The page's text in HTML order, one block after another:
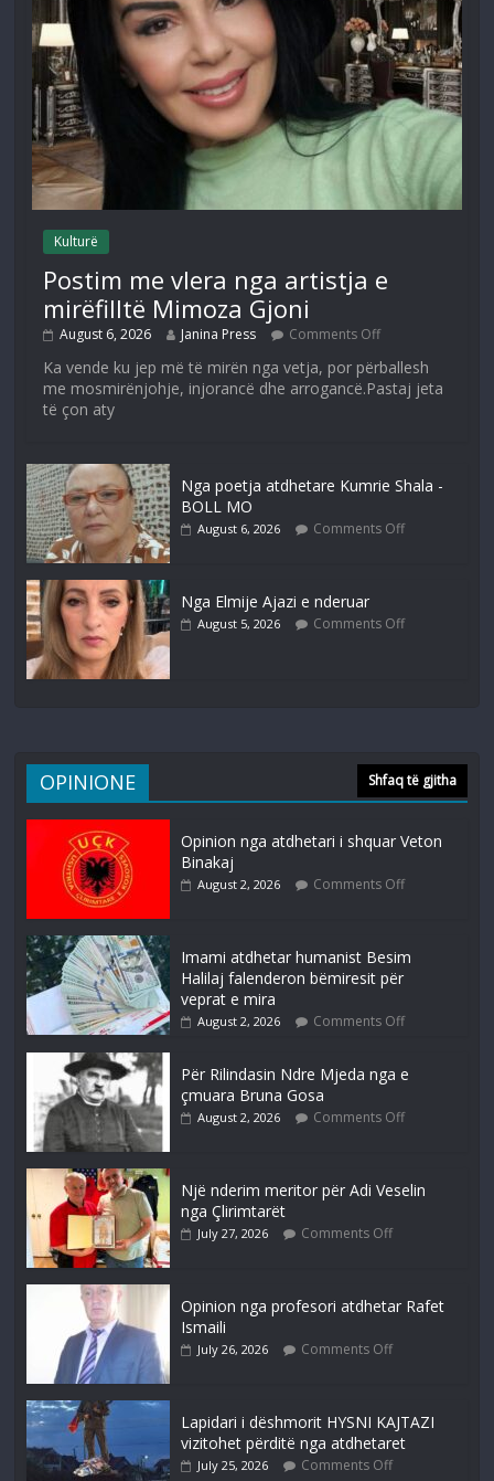
Kulturë
Postim me vlera nga artistja e
mirëfilltë Mimoza Gjoni
August 6, 2026 Janina Press Comments Off
Ka vende ku jep më të mirën nga vetja, por përballesh
me mosmirënjohje, injorancë dhe arrogancë.Pastaj jeta
të çon aty
Nga poetja atdhetare Kumrie Shala -
BOLL MO
August 6, 2026 Comments Off
Nga Elmije Ajazi e nderuar
August 5, 2026 Comments Off
OPINIONE Shfaq të gjitha
Opinion nga atdhetari i shquar Veton
Binakaj
August 2, 2026 Comments Off
Imami atdhetar humanist Besim
Halilaj falenderon bëmiresit për
veprat e mira
August 2, 2026 Comments Off
Për Rilindasin Ndre Mjeda nga e
çmuara Bruna Gosa
August 2, 2026 Comments Off
Një nderim meritor për Adi Veselin
nga Çlirimtarët
July 27, 2026 Comments Off
Opinion nga profesori atdhetar Rafet
Ismaili
July 26, 2026 Comments Off
Lapidari i dëshmorit HYSNI KAJTAZI
vizitohet përditë nga atdhetaret
July 25, 2026 Comments Off